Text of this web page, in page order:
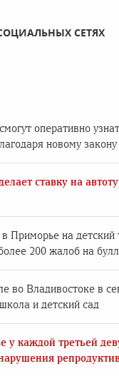
СЕТЯХ
оперативно
новому закону
ставку на
в Приморье на
200 жалоб на
во Владивостоке в
и детский сад
у каждой третьей